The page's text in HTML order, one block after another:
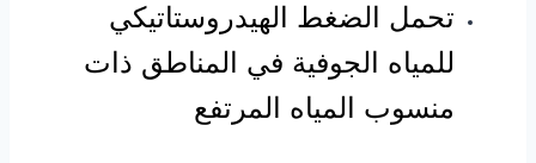
تحمل الضغط الهيدروستاتيكي
للمياه الجوفية في المناطق ذات
منسوب المياه المرتفع